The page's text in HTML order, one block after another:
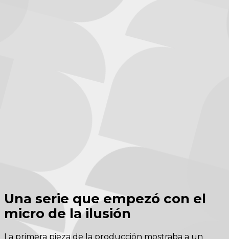
Una serie que empezó con el
micro de la ilusión
La primera pieza de la producción mostraba a un